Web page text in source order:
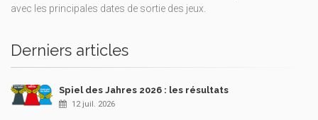
avec les principales dates de sortie des jeux.
Derniers articles
Spiel des Jahres 2026 : les résultats
12 juil. 2026